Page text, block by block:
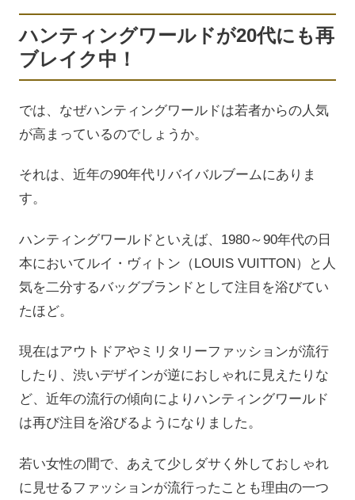
ハンティングワールドが20代にも再
ブレイク中！
では、なぜハンティングワールドは若者からの人気
が高まっているのでしょうか。
それは、近年の90年代リバイバルブームにありま
す。
ハンティングワールドといえば、1980～90年代の日
本においてルイ・ヴィトン（LOUIS VUITTON）と人
気を二分するバッグブランドとして注目を浴びてい
たほど。
現在はアウトドアやミリタリーファッションが流行
したり、渋いデザインが逆におしゃれに見えたりな
ど、近年の流行の傾向によりハンティングワールド
は再び注目を浴びるようになりました。
若い女性の間で、あえて少しダサく外しておしゃれ
に見せるファッションが流行ったことも理由の一つ